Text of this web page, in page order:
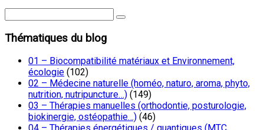
Thématiques du blog
01 – Biocompatibilité matériaux et Environnement,
écologie (102)
02 – Médecine naturelle (homéo, naturo, aroma, phyto,
nutrition, nutripuncture…) (149)
03 – Thérapies manuelles (orthodontie, posturologie,
biokinergie, ostéopathie…) (46)